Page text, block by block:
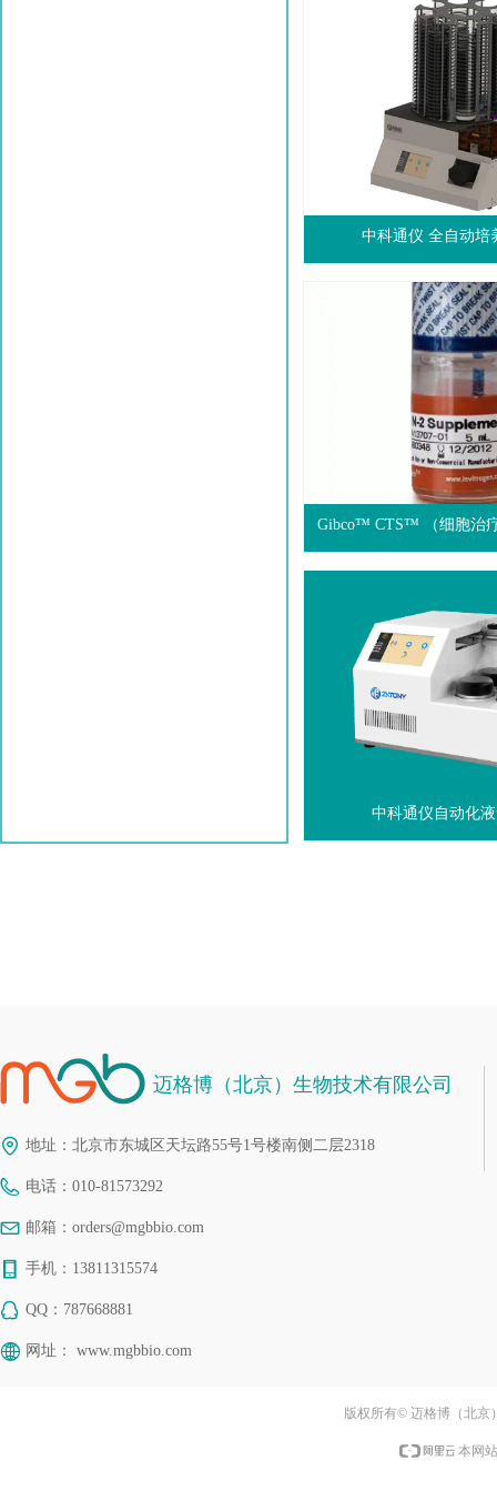
中科通仪 全自动培
Gibco™ CTS™ （细胞治
剂（少量现
中科通仪自动化
迈格博（北京）生物技术有限公司
地址： 北京市东城区天坛路55号1号楼南侧二层2318
电话： 010-81573292
邮箱： orders@mgbbio.com
手机： 13811315574
QQ： 787668881
网址： www.mgbbio.com
版权所有© 迈格博（北京
本网